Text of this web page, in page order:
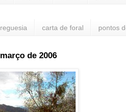
carta de foral pontos
de 2006